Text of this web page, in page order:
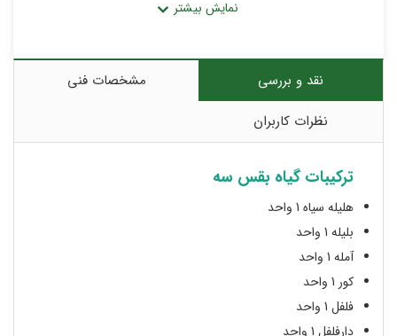
درد پهلو
نقد و بررسی
مشخصات فنی
نظرات کاربران
ترکیبات گیاه بقس سه
هلیله سیاه 1 واحد
بلیله 1 واحد
آمله 1 واحد
کور 1 واحد
فلفل 1 واحد
دارفلفل 1 واحد